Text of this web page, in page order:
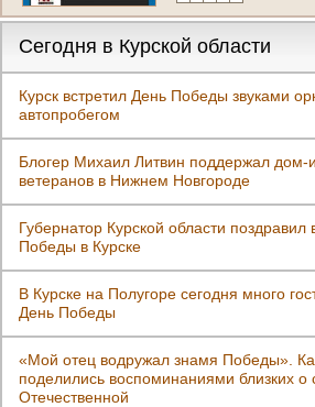
Сегодня в Курской области
Курск встретил День Победы звуками
автопробегом
Блогер Михаил Литвин поддержал дом-
ветеранов в Нижнем Новгороде
Губернатор Курской области
Победы в Курске
В Курске на Полугоре сегодня много
День Победы
«Мой отец водружал знамя Победы».
поделились воспоминаниями близких о
Отечественной